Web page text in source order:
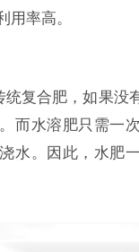
用率高。
统复合肥，如果没
而水溶肥只需一
水。因此，水肥